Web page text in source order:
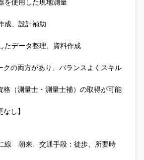
成、設計補助
たデータ整理、資料作成
の両方があり、バランスよくスキル
（測量士・測量士補）の取得が可能
し】
線 朝来、交通手段：徒歩、所要時